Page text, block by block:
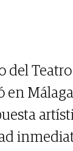
del
en